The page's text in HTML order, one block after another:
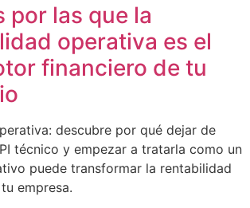
por las que la
operativa es el
financiero de tu
descubre por qué dejar de
técnico y empezar a tratarla como un
puede transformar la rentabilidad
empresa.